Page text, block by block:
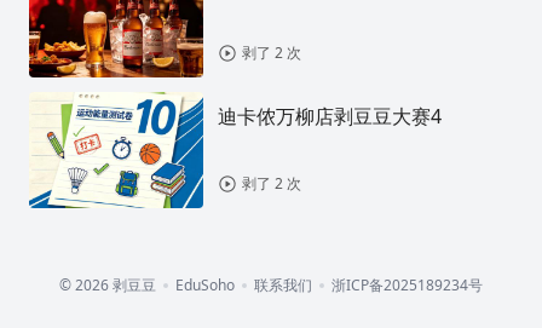
剥了 2 次
迪卡侬万柳店剥豆豆大赛4
剥了 2 次
© 2026 剥豆豆 EduSoho 联系我们 浙ICP备2025189234号